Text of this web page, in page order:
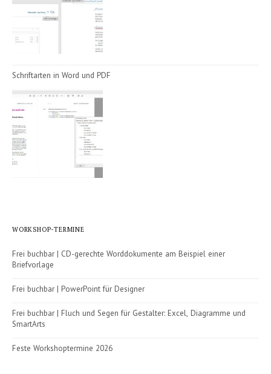
Schriftarten in Word und PDF
WORKSHOP-TERMINE
Frei buchbar | CD-gerechte Worddokumente am Beispiel einer
Briefvorlage
Frei buchbar | PowerPoint für Designer
Frei buchbar | Fluch und Segen für Gestalter: Excel, Diagramme und
SmartArts
Feste Workshoptermine 2026